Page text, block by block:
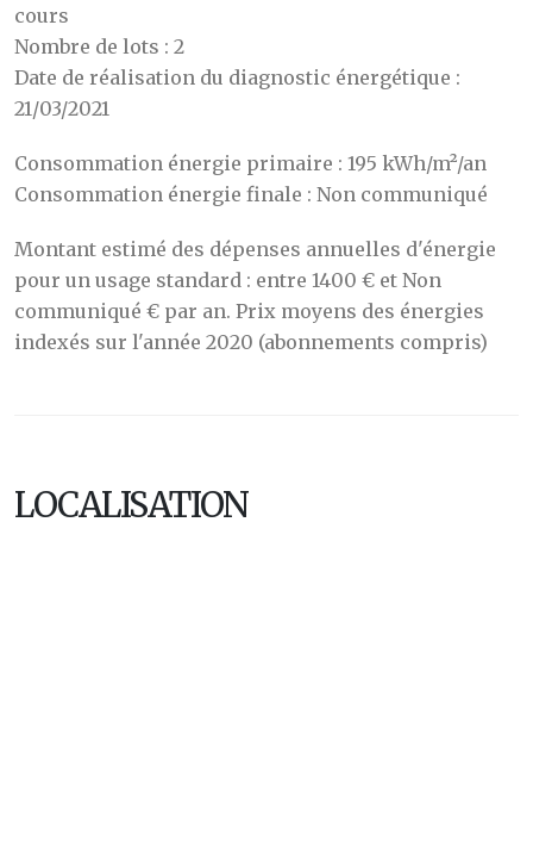
cours
Nombre de lots : 2
Date de réalisation du diagnostic énergétique :
21/03/2021
Consommation énergie primaire : 195 kWh/m²/an
Consommation énergie finale : Non communiqué
Montant estimé des dépenses annuelles d'énergie
pour un usage standard : entre 1400 € et Non
communiqué € par an. Prix moyens des énergies
indexés sur l'année 2020 (abonnements compris)
LOCALISATION